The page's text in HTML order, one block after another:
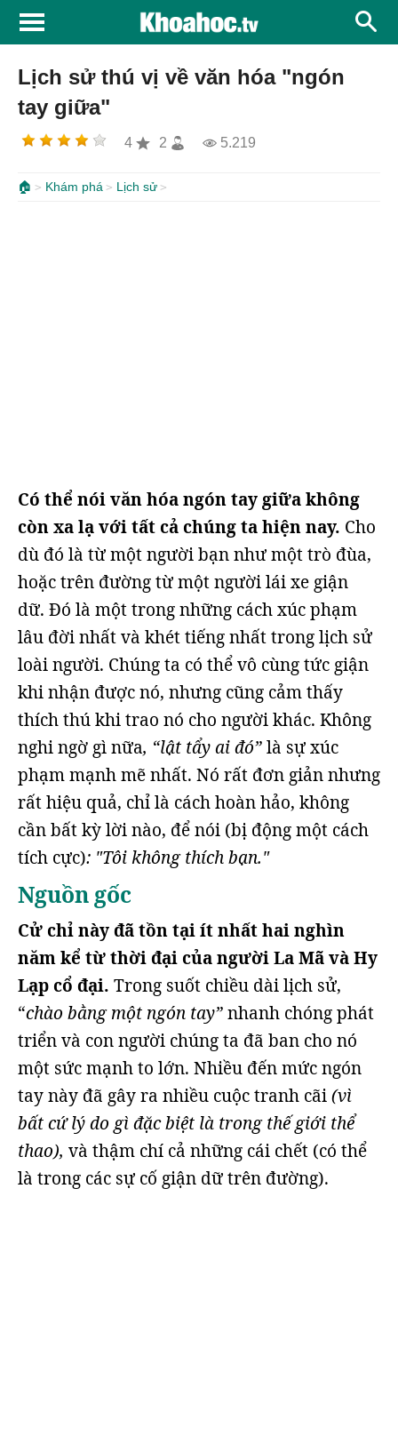
Lịch sử thú vị về văn hóa "ngón
tay giữa"
4 2 5.219
🏠 Khám phá Lịch sử
Có thể nói văn hóa ngón tay giữa không
còn xa lạ với tất cả chúng ta hiện nay. Cho
dù đó là từ một người bạn như một trò đùa,
hoặc trên đường từ một người lái xe giận
dữ. Đó là một trong những cách xúc phạm
lâu đời nhất và khét tiếng nhất trong lịch sử
loài người. Chúng ta có thể vô cùng tức giận
khi nhận được nó, nhưng cũng cảm thấy
thích thú khi trao nó cho người khác. Không
nghi ngờ gì nữa, “lật tẩy ai đó”là sự xúc
phạm mạnh mẽ nhất. Nó rất đơn giản nhưng
rất hiệu quả, chỉ là cách hoàn hảo, không
cần bất kỳ lời nào, để nói (bị động một cách
tích cực): "Tôi không thích bạn."
Nguồn gốc
Cử chỉ này đã tồn tại ít nhất hai nghìn
năm kể từ thời đại của người La Mã và Hy
Lạp cổ đại. Trong suốt chiều dài lịch sử,
“chào bằng một ngón tay”nhanh chóng phát
triển và con người chúng ta đã ban cho nó
một sức mạnh to lớn. Nhiều đến mức ngón
tay này đã gây ra nhiều cuộc tranh cãi(vì
bất cứ lý do gì đặc biệt là trong thế giới thể
thao), và thậm chí cả những cái chết (có thể
là trong các sự cố giận dữ trên đường).